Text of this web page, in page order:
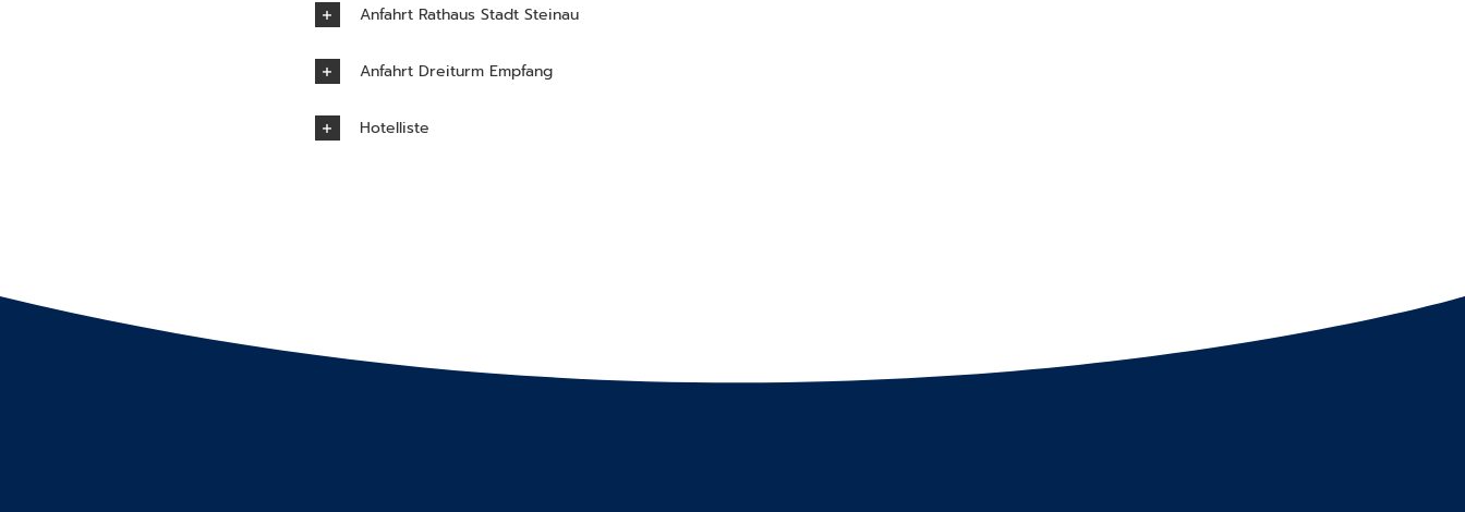
Anfahrt Rathaus Stadt Steinau
Anfahrt Dreiturm Empfang
Hotelliste